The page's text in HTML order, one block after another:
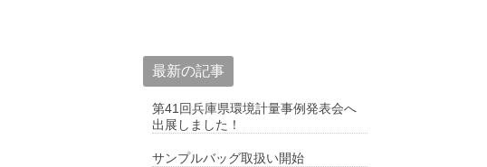
最新の記事
第41回兵庫県環境計量事例発表会へ
出展しました！
サンプルバッグ取扱い開始